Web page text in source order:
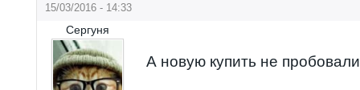
15/03/2016 - 14:33
Сергуня
А новую купить не